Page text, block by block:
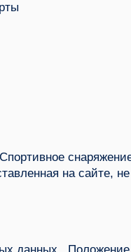
на сайте,
данных